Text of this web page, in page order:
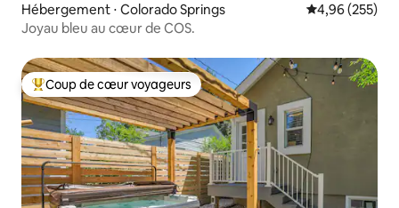
Hébergement ⋅ Colorado Springs Évaluation
4,96 (255)
Joyau bleu au cœur de COS.
Coups de cœur voyageurs les plus appréciés
Coup de cœur voyageurs